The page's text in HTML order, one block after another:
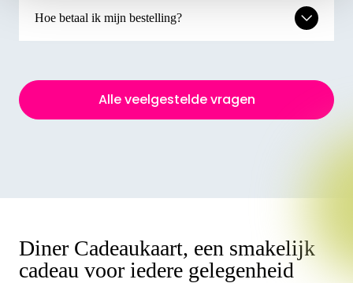
Hoe betaal ik mijn bestelling?
Alle veelgestelde vragen
Diner Cadeaukaart, een smakelijk
cadeau voor iedere gelegenheid